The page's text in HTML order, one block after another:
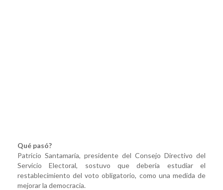
Qué pasó?
Patricio Santamaría, presidente del Consejo Directivo del
Servicio Electoral, sostuvo que debería estudiar el
restablecimiento del voto obligatorio, como una medida de
mejorar la democracia.